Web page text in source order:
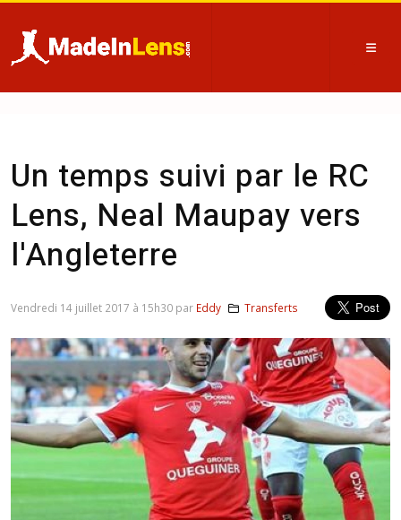
Un temps suivi par le RC
Lens, Neal Maupay vers
l'Angleterre
Vendredi 14 juillet 2017 à 15h30 par Eddy Transferts